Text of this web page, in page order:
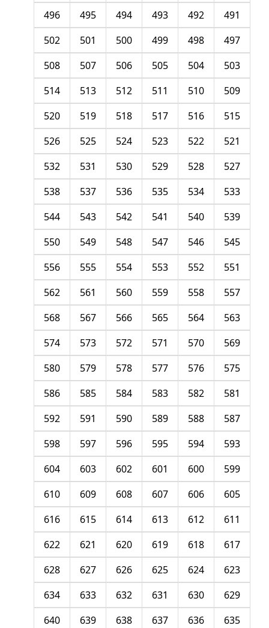
491
492
493
494
495
496
497
498
499
500
501
502
503
504
505
506
507
508
509
510
511
512
513
514
515
516
517
518
519
520
521
522
523
524
525
526
527
528
529
530
531
532
533
534
535
536
537
538
539
540
541
542
543
544
545
546
547
548
549
550
551
552
553
554
555
556
557
558
559
560
561
562
563
564
565
566
567
568
569
570
571
572
573
574
575
576
577
578
579
580
581
582
583
584
585
586
587
588
589
590
591
592
593
594
595
596
597
598
599
600
601
602
603
604
605
606
607
608
609
610
611
612
613
614
615
616
617
618
619
620
621
622
623
624
625
626
627
628
629
630
631
632
633
634
635
636
637
638
639
640